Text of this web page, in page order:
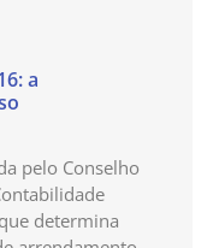
a
pelo Conselho
determina